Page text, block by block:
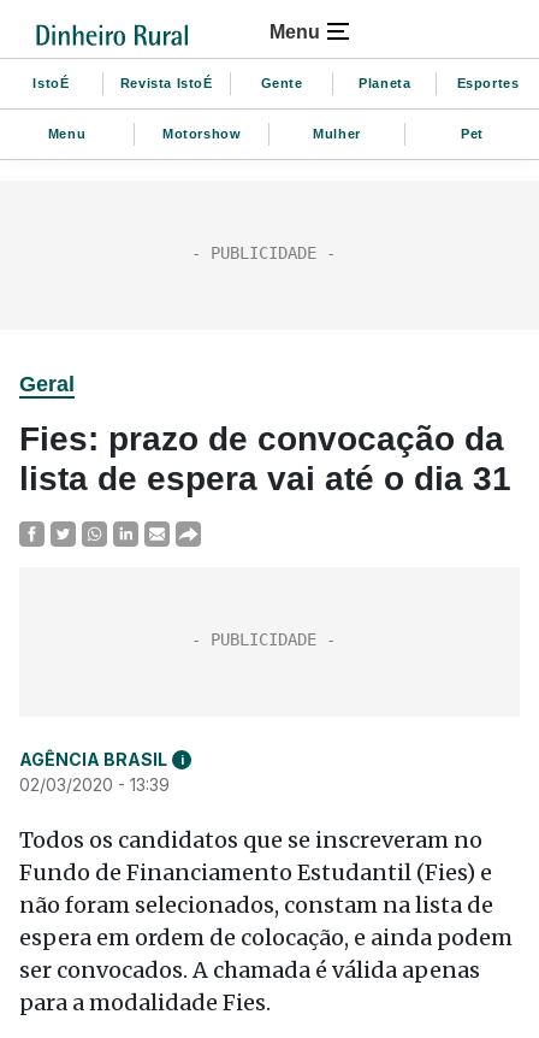
Menu
IstoÉ Revista IstoÉ Gente Planeta Esportes
Menu Motorshow Mulher Pet
Geral
Fies: prazo de convocação da
lista de espera vai até o dia 31
AGÊNCIA BRASIL i
02/03/2020 - 13:39
Todos os candidatos que se inscreveram no
Fundo de Financiamento Estudantil (Fies) e
não foram selecionados, constam na lista de
espera em ordem de colocação, e ainda podem
ser convocados. A chamada é válida apenas
para a modalidade Fies.